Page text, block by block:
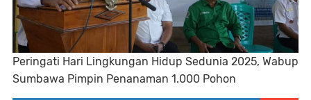
Peringati Hari Lingkungan Hidup Sedunia 2025, Wabup
Sumbawa Pimpin Penanaman 1.000 Pohon